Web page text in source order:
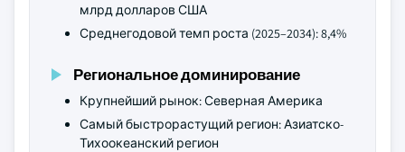
млрд долларов США
Среднегодовой темп роста (2025–2034): 8,4%
Региональное доминирование
Крупнейший рынок: Северная Америка
Самый быстрорастущий регион: Азиатско-
Тихоокеанский регион